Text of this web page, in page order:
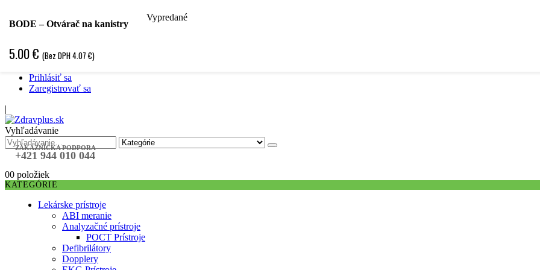
Hľadať podľa špecializácie
Špecifická objednávka
Prihlásiť sa
Zaregistrovať sa
|
Vyhľadávanie
ZÁKAZNÍCKA PODPORA
+421 944 010 044
00 položiek
KATEGÓRIE
Lekárske prístroje
ABI meranie
Analyzačné prístroje
POCT Prístroje
Defibrilátory
Dopplery
BODE – Otvárač na kanistry
5.00€ (Bez DPH4.07€)
Vypredané